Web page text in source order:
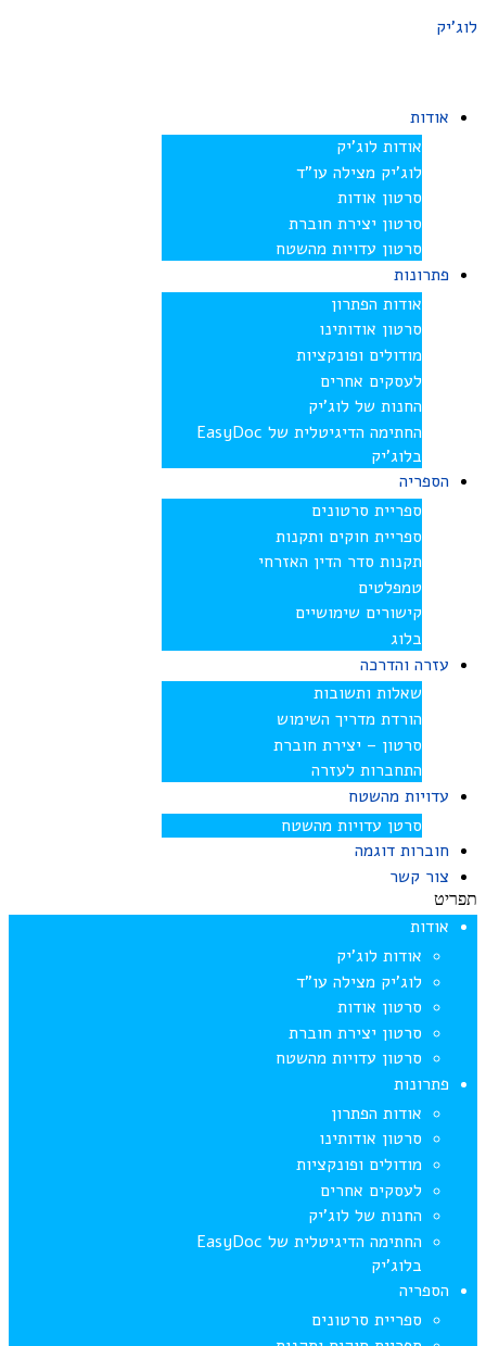
לוג'יק
אודות
אודות לוג’יק
לוג’יק מצילה עו”ד
סרטון אודות
סרטון יצירת חוברת
סרטון עדויות מהשטח
פתרונות
אודות הפתרון
סרטון אודותינו
מודולים ופונקציות
לעסקים אחרים
החנות של לוג’יק
החתימה הדיגיטלית של EasyDoc
בלוג’יק
הספריה
ספריית סרטונים
ספריית חוקים ותקנות
תקנות סדר הדין האזרחי
טמפלטים
קישורים שימושיים
בלוג
עזרה והדרכה
שאלות ותשובות
הורדת מדריך השימוש
סרטון – יצירת חוברת
התחברות לעזרה
עדויות מהשטח
סרטן עדויות מהשטח
חוברות דוגמה
צור קשר
תפריט
אודות
אודות לוג’יק
לוג’יק מצילה עו”ד
סרטון אודות
סרטון יצירת חוברת
סרטון עדויות מהשטח
פתרונות
אודות הפתרון
סרטון אודותינו
מודולים ופונקציות
לעסקים אחרים
החנות של לוג’יק
החתימה הדיגיטלית של EasyDoc
בלוג’יק
הספריה
ספריית סרטונים